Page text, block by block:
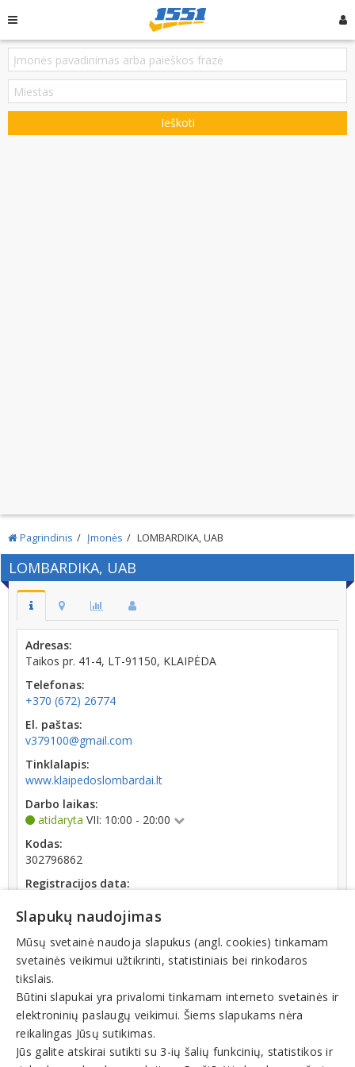
Ieškoti
Pagrindinis Įmonės LOMBARDIKA, UAB
LOMBARDIKA, UAB
Adresas:
Taikos pr. 41-4, LT-91150, KLAIPĖDA
Telefonas:
+370 (672) 26774
El. paštas:
v379100@gmail.com
Tinklalapis:
www.klaipedoslombardai.lt
Darbo laikas:
atidaryta VII: 10:00 - 20:00
Kodas:
302796862
Registracijos data:
Darbuotojų skaičius:
iki 10 darbuotojų
Apyvarta:
2 711 €, pelnas po mokesčių 1 430,4 % (2025 m.)
Slapukų naudojimas
Mūsų svetainė naudoja slapukus (angl. cookies) tinkamam
svetainės veikimui užtikrinti, statistiniais bei rinkodaros
tikslais.
Būtini slapukai yra privalomi tinkamam interneto svetainės ir
elektroninių paslaugų veikimui. Šiems slapukams nėra
reikalingas Jūsų sutikimas.
Jūs galite atskirai sutikti su 3-ių šalių funkcinių, statistikos ir